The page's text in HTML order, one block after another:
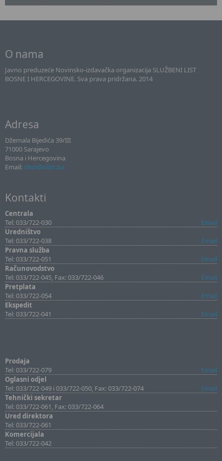
O nama
Javno preduzeće Novinsko-izdavačka organizacija SLUŽBENI LIST
BOSNE I HERCEGOVINE. Sva prava pridržana. 2014
Adresa
Džemala Bijedića 39/III
71000 Sarajevo
Bosna i Hercegovina
Email: sllist@sllist.ba
Kontakti
Centrala
Tel: 033/722-030
Email
Uredništvo
Tel: 033/722-038
Email
Pravna služba
Tel: 033/722-051
Email
Računovodstvo
Tel: 033/722-045, Fax: 033/722-046
Email
Pretplata
Tel: 033/722-054
Email
Ekspedit
Tel: 033/722-041
Email
Prodaja
Tel: 033/722-079
Email
Oglasni odjel
Tel: 033/722-049 i 033/722-050, Fax: 033/722-074
Email
Tehnički sekretar
Tel: 033/722-061, Fax: 033/722-064
Ured direktora
Tel: 033/722-061
Komercijala
Tel: 033/722-042